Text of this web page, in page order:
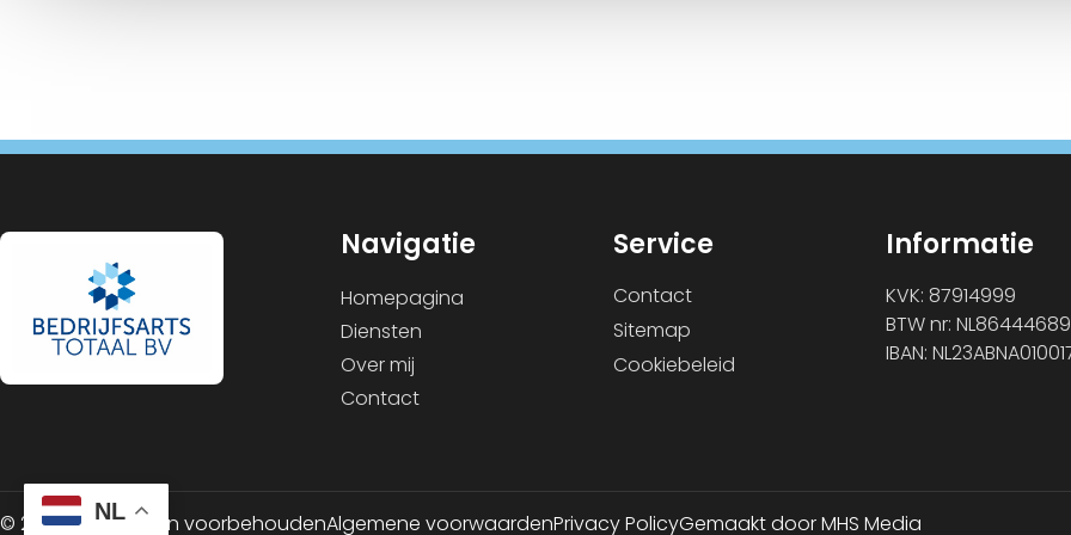
Navigatie
Homepagina
Diensten
Over mij
Contact
Service
Contact
Sitemap
Cookiebeleid
Informatie
KVK: 87914999
BTW nr:
IBAN:
© 2026 Alle rechten voorbehoudenAlgemene voorwaardenPrivacy PolicyGemaakt door MHS Media
NL